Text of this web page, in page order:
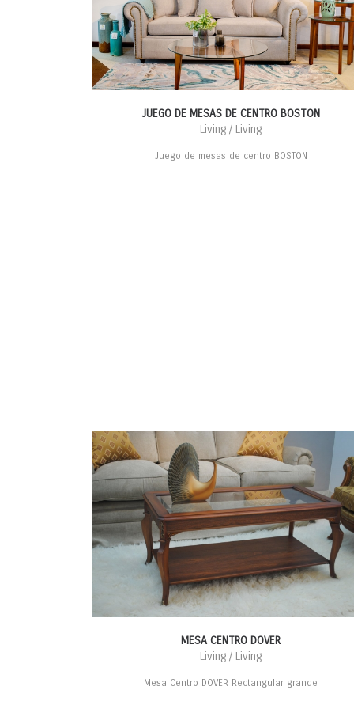
JUEGO DE MESAS DE CENTRO BOSTON
Living / Living
Juego de mesas de centro BOSTON
MESA CENTRO DOVER
Living / Living
Mesa Centro DOVER Rectangular grande